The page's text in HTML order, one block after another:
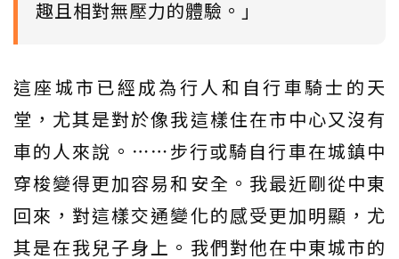
趣且相對無壓力的體驗。」
這座城市已經成為行人和自行車騎士的天
堂，尤其是對於像我這樣住在市中心又沒有
車的人來說。⋯⋯步行或騎自行車在城鎮中
穿梭變得更加容易和安全。我最近剛從中東
回來，對這樣交通變化的感受更加明顯，尤
其是在我兒子身上。我們對他在中東城市的